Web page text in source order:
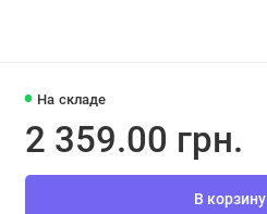
На складе
2 359.00 грн.
В корзину